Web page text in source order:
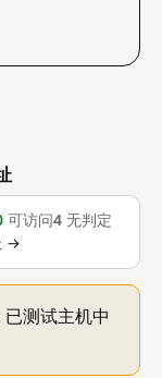
可访问4 无判定
→
测试主机中